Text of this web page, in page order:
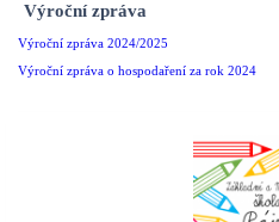
Výroční zpráva
Výroční zpráva 2024/2025
Výroční zpráva o hospodaření za rok 2024